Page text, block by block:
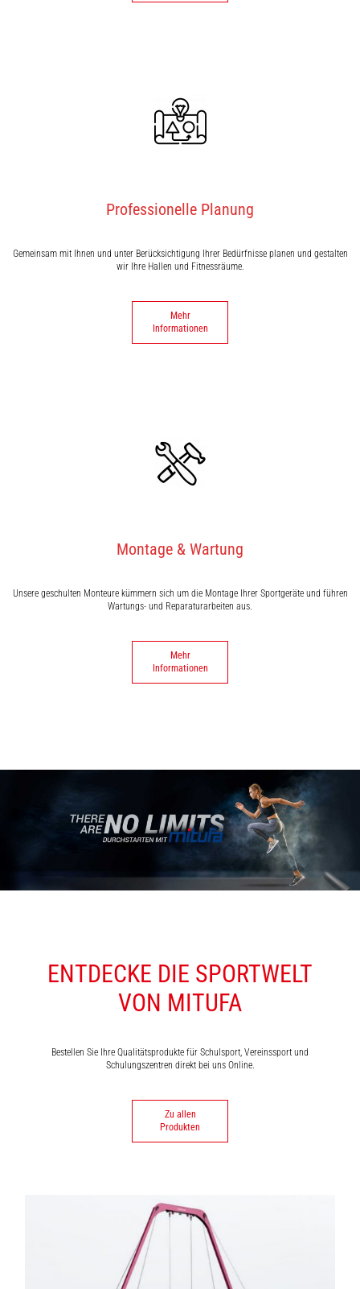
Professionelle Planung
Gemeinsam mit Ihnen und unter Berücksichtigung Ihrer Bedürfnisse planen und gestalten
wir Ihre Hallen und Fitnessräume.
Mehr
Informationen
Montage & Wartung
Unsere geschulten Monteure kümmern sich um die Montage Ihrer Sportgeräte und führen
Wartungs- und Reparaturarbeiten aus.
Mehr
Informationen
ENTDECKE DIE SPORTWELT
VON MITUFA
Bestellen Sie Ihre Qualitätsprodukte für Schulsport, Vereinssport und
Schulungszentren direkt bei uns Online.
Zu allen
Produkten